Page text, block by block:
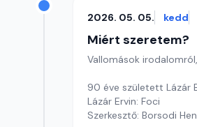
2026. 05. 05. kedd
Miért szeretem?
Vallomások
90 éve született Lázár
Lázár Ervin: Foci
Szerkesztő: Borsodi